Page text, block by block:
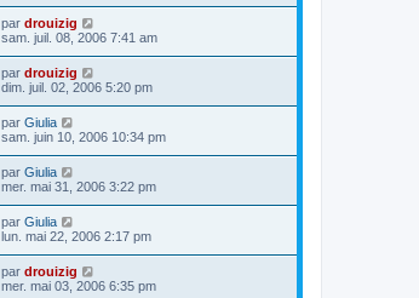
par drouizig
sam. juil. 08, 2006 7:41 am
par drouizig
dim. juil. 02, 2006 5:20 pm
par Giulia
sam. juin 10, 2006 10:34 pm
par Giulia
mer. mai 31, 2006 3:22 pm
par Giulia
lun. mai 22, 2006 2:17 pm
par drouizig
mer. mai 03, 2006 6:35 pm